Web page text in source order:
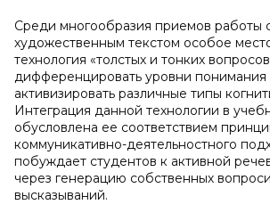
Среди многообразия приемов работы
художественным текстом особое
технология «толстых и тонких
дифференцировать уровни понимания
активизировать различные типы
Интеграция данной технологии в
обусловлена ее соответствием
коммуникативно-деятельностного
побуждает студентов к активной
через генерацию собственных
высказываний.